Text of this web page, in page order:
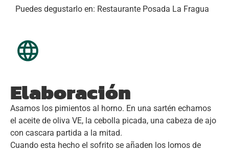
Puedes degustarlo en: Restaurante Posada La Fragua
Elaboración
Asamos los pimientos al horno. En una sartén echamos
el aceite de oliva VE, la cebolla picada, una cabeza de ajo
con cascara partida a la mitad.
Cuando esta hecho el sofrito se añaden los lomos de